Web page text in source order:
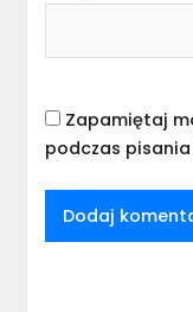
Zapamiętaj
podczas